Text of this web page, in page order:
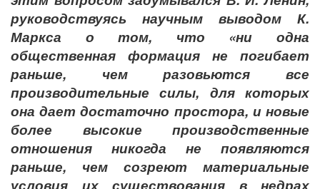
руководствуясь научным выводом К.
Маркса о том, что «ни одна
общественная формация не погибает
раньше, чем разовьются все
производительные силы, для которых
она дает достаточно простора, и новые
более высокие производственные
отношения никогда не появляются
раньше, чем созреют материальные